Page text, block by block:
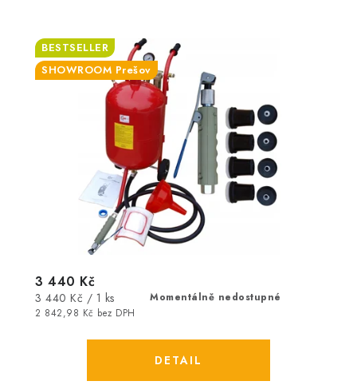
BESTSELLER
SHOWROOM Prešov
Momentálně nedostupné
2 842,98 Kč bez DPH
3 440 Kč
Měrná
cena:
3 440 Kč / 1 ks